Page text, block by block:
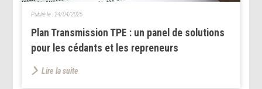
Plan Transmission TPE : un panel de solutions
pour les cédants et les repreneurs
Publié le : 24/04/2025
Lire la suite